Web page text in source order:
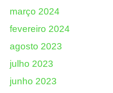
março 2024
fevereiro 2024
agosto 2023
julho 2023
junho 2023